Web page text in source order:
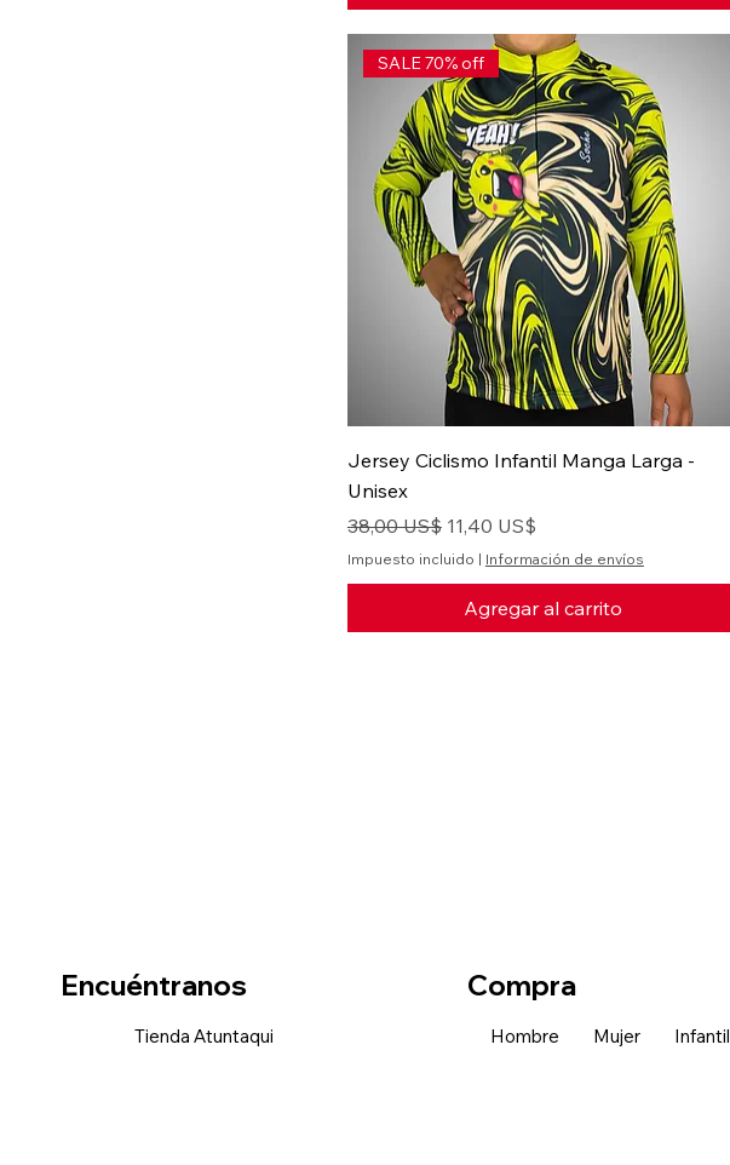
SALE 70% off
Jersey Ciclismo Infantil Manga Larga -
Unisex
Precio
38,00 US$ Precio de oferta
11,40 US$
Impuesto incluido | Información de envíos
Agregar al carrito
Encuéntranos
Tienda Atuntaqui
Compra
Hombre Mujer Infantil